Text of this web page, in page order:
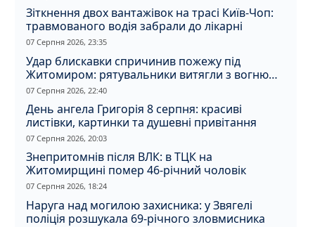
Зіткнення двох вантажівок на трасі Київ-Чоп:
травмованого водія забрали до лікарні
07 Серпня 2026, 23:35
Удар блискавки спричинив пожежу під
Житомиром: рятувальники витягли з вогню
кота
07 Серпня 2026, 22:40
День ангела Григорія 8 серпня: красиві
листівки, картинки та душевні привітання
07 Серпня 2026, 20:03
Знепритомнів після ВЛК: в ТЦК на
Житомирщині помер 46-річний чоловік
07 Серпня 2026, 18:24
Наруга над могилою захисника: у Звягелі
поліція розшукала 69-річного зловмисника